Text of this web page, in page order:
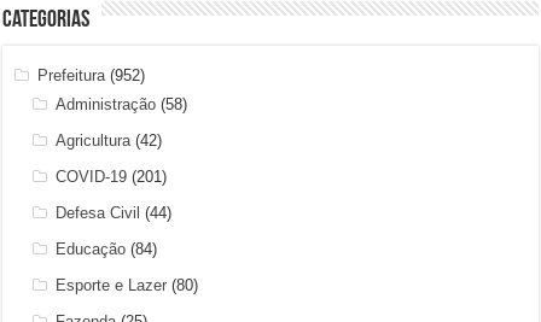
Categorias
Prefeitura(952)
Administração (58)
Agricultura(42)
COVID-19 (201)
Defesa Civil (44)
Educação (84)
Esporte e Lazer (80)